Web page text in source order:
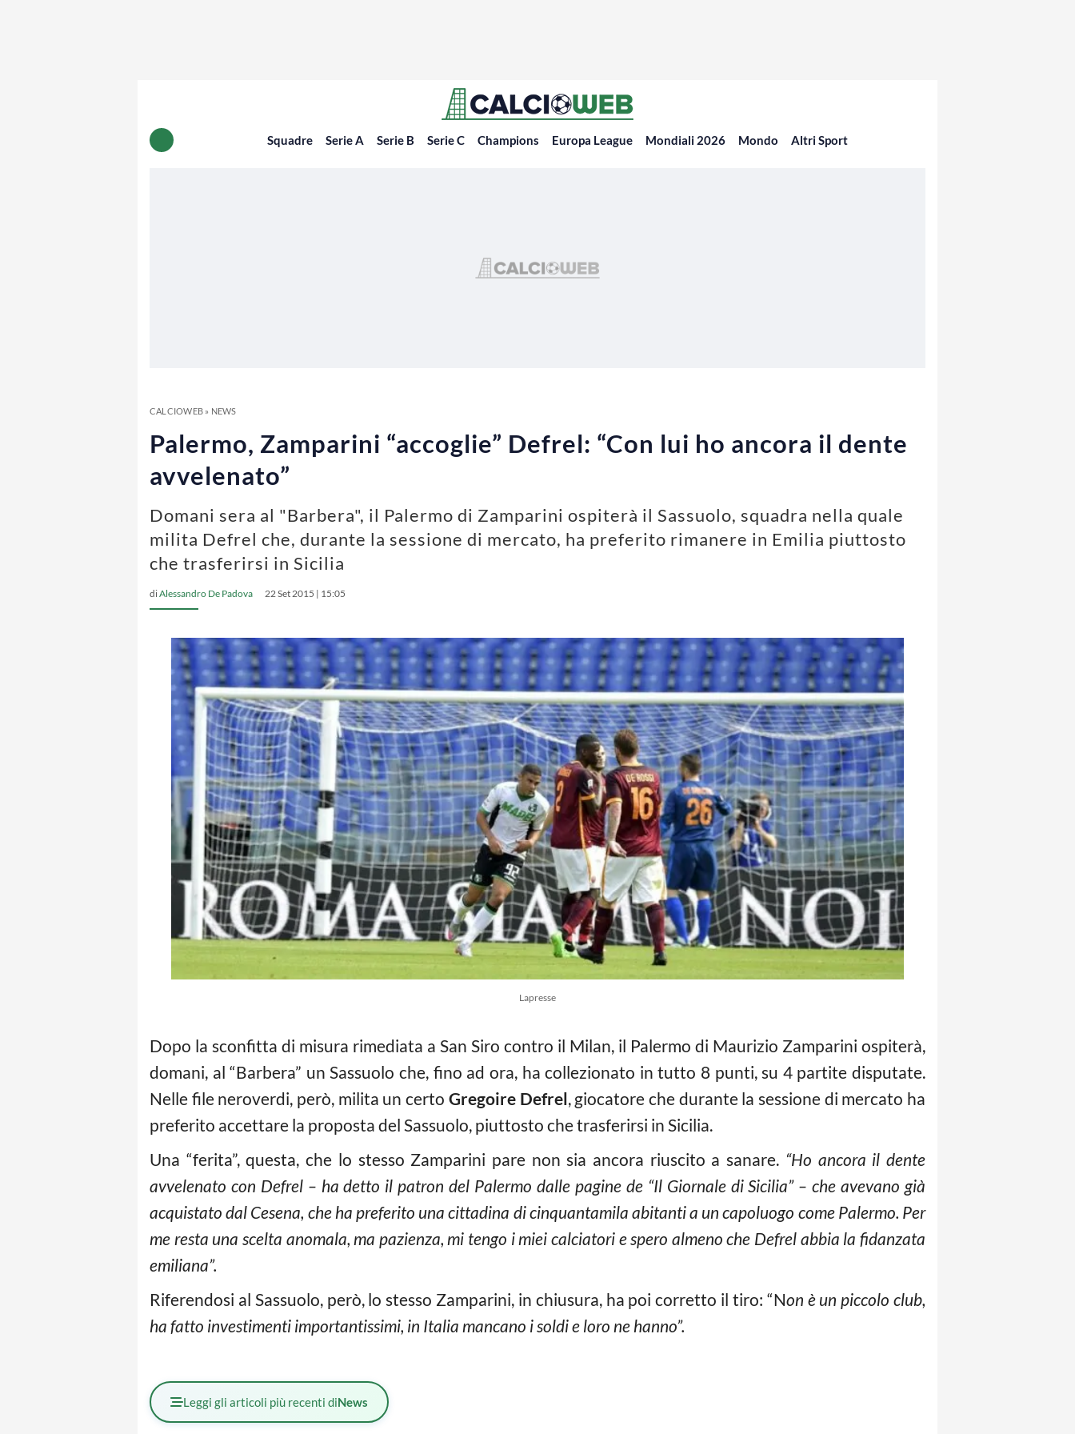
Squadre Serie A Serie B Serie C Champions Europa League Mondiali 2026 Mondo Altri Sport
CALCIOWEB» NEWS
Palermo, Zamparini “accoglie” Defrel: “Con lui ho ancora il dente
avvelenato”
Domani sera al "Barbera", il Palermo di Zamparini ospiterà il Sassuolo, squadra nella quale
milita Defrel che, durante la sessione di mercato, ha preferito rimanere in Emilia piuttosto
che trasferirsi in Sicilia
diAlessandro De Padova 22 Set 2015 | 15:05
Lapresse
Dopo la sconfitta di misura rimediata a San Siro contro il Milan, il Palermo di Maurizio Zamparini ospiterà,
domani, al “Barbera” un Sassuolo che, fino ad ora, ha collezionato in tutto 8 punti, su 4 partite disputate.
Nelle file neroverdi, però, milita un certo Gregoire Defrel, giocatore che durante la sessione di mercato ha
preferito accettare la proposta del Sassuolo, piuttosto che trasferirsi in Sicilia.
Una “ferita”, questa, che lo stesso Zamparini pare non sia ancora riuscito a sanare. “Ho ancora il dente
avvelenato con Defrel – ha detto il patron del Palermo dalle pagine de “Il Giornale di Sicilia” – che avevano già
acquistato dal Cesena, che ha preferito una cittadina di cinquantamila abitanti a un capoluogo come Palermo. Per
me resta una scelta anomala, ma pazienza, mi tengo i miei calciatori e spero almeno che Defrel abbia la fidanzata
emiliana”.
Riferendosi al Sassuolo, però, lo stesso Zamparini, in chiusura, ha poi corretto il tiro: “Non è un piccolo club,
ha fatto investimenti importantissimi, in Italia mancano i soldi e loro ne hanno”.
Leggi gli articoli più recenti diNews